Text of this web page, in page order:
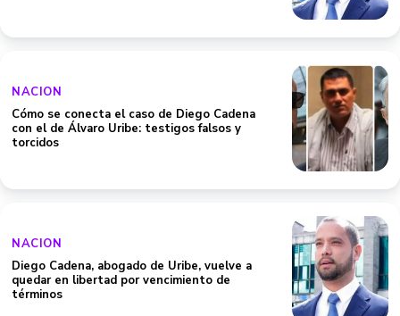
NACION
Cómo se conecta el caso de Diego Cadena
con el de Álvaro Uribe: testigos falsos y
torcidos
NACION
Diego Cadena, abogado de Uribe, vuelve a
quedar en libertad por vencimiento de
términos